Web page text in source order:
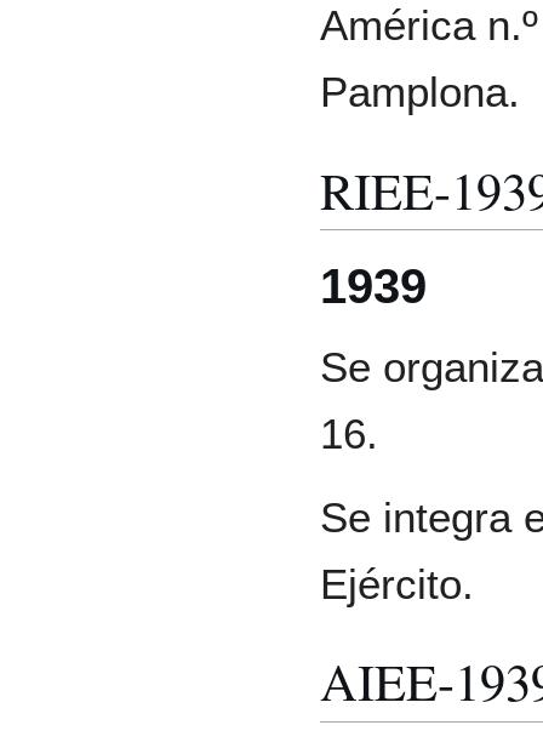
América
Pamplona.
RIEE-
1939
Se
16.
Se integra
Ejército.
AIEE-